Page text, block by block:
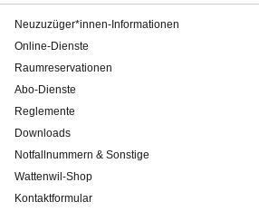
Neuzuzüger*innen-Informationen
Online-Dienste
Raumreservationen
Abo-Dienste
Reglemente
Downloads
Notfallnummern & Sonstige
Wattenwil-Shop
Kontaktformular